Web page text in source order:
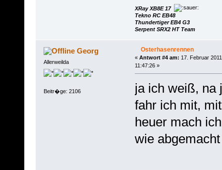
XRay XB8E 17
Tekno RC EB48
Thundertiger EB4 G3
Serpent SRX2 HT Team
Georg
Allerweilda
Beitr�ge: 2106
Osterhasenrennen
« Antwort #4 am: 17. Februar
11:47:26 »
ja ich weiß, na
fahr ich mit,
heuer mach
wie abgemacht